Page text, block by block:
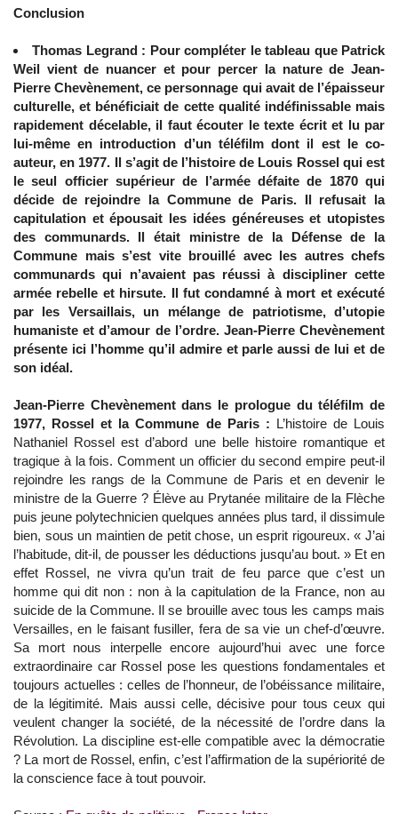
Conclusion
Thomas Legrand : Pour compléter le tableau que Patrick
Weil vient de nuancer et pour percer la nature de Jean-
Pierre Chevènement, ce personnage qui avait de l’épaisseur
culturelle, et bénéficiait de cette qualité indéfinissable mais
rapidement décelable, il faut écouter le texte écrit et lu par
lui-même en introduction d’un téléfilm dont il est le co-
auteur, en 1977. Il s’agit de l’histoire de Louis Rossel qui est
le seul officier supérieur de l’armée défaite de 1870 qui
décide de rejoindre la Commune de Paris. Il refusait la
capitulation et épousait les idées généreuses et utopistes
des communards. Il était ministre de la Défense de la
Commune mais s’est vite brouillé avec les autres chefs
communards qui n’avaient pas réussi à discipliner cette
armée rebelle et hirsute. Il fut condamné à mort et exécuté
par les Versaillais, un mélange de patriotisme, d’utopie
humaniste et d’amour de l’ordre. Jean-Pierre Chevènement
présente ici l’homme qu’il admire et parle aussi de lui et de
son idéal.
Jean-Pierre Chevènement dans le prologue du téléfilm de
1977, Rossel et la Commune de Paris : L’histoire de Louis
Nathaniel Rossel est d’abord une belle histoire romantique et
tragique à la fois. Comment un officier du second empire peut-il
rejoindre les rangs de la Commune de Paris et en devenir le
ministre de la Guerre ? Élève au Prytanée militaire de la Flèche
puis jeune polytechnicien quelques années plus tard, il dissimule
bien, sous un maintien de petit chose, un esprit rigoureux. « J’ai
l’habitude, dit-il, de pousser les déductions jusqu’au bout. » Et en
effet Rossel, ne vivra qu’un trait de feu parce que c’est un
homme qui dit non : non à la capitulation de la France, non au
suicide de la Commune. Il se brouille avec tous les camps mais
Versailles, en le faisant fusiller, fera de sa vie un chef-d’œuvre.
Sa mort nous interpelle encore aujourd’hui avec une force
extraordinaire car Rossel pose les questions fondamentales et
toujours actuelles : celles de l’honneur, de l’obéissance militaire,
de la légitimité. Mais aussi celle, décisive pour tous ceux qui
veulent changer la société, de la nécessité de l’ordre dans la
Révolution. La discipline est-elle compatible avec la démocratie
? La mort de Rossel, enfin, c’est l’affirmation de la supériorité de
la conscience face à tout pouvoir.